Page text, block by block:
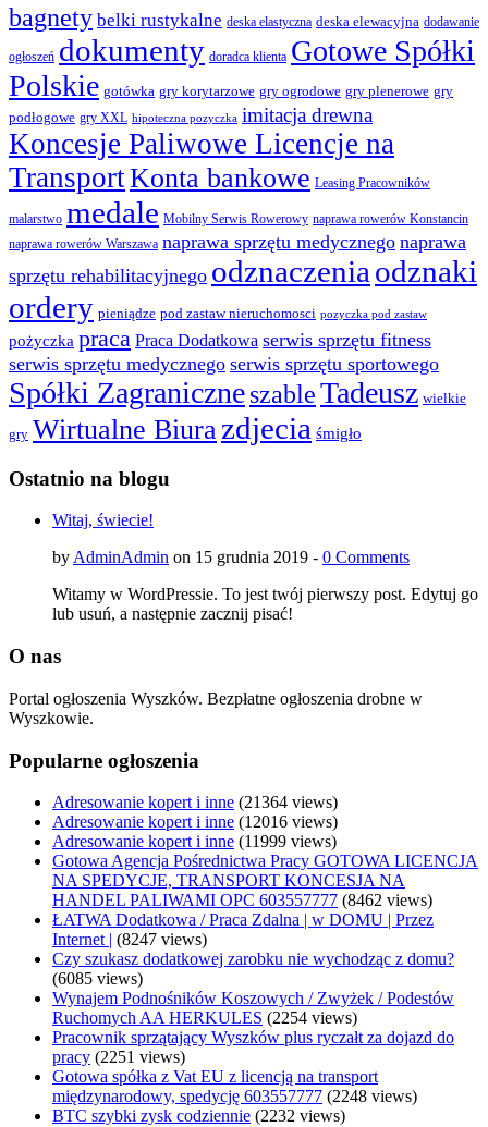
bagnety belki rustykalne deska elastyczna deska elewacyjna dodawanie
ogłoszeń dokumenty doradca klienta Gotowe Spółki
Polskie gotówka gry korytarzowe gry ogrodowe gry plenerowe gry
podłogowe gry XXL hipoteczna pozyczka imitacja drewna
Koncesje Paliwowe Licencje na
TransportKonta bankowe Leasing Pracowników
malarstwo medale Mobilny Serwis Rowerowy naprawa rowerów Konstancin
naprawa rowerów Warszawa naprawa sprzętu medycznego naprawa
sprzętu rehabilitacyjnego odznaczenia odznaki
ordery pieniądze pod zastaw nieruchomosci pozyczka pod zastaw
pożyczka praca Praca Dodatkowa serwis sprzętu fitness
serwis sprzętu medycznego serwis sprzętu sportowego
Spółki ZagraniczneszableTadeusz wielkie
gry Wirtualne Biurazdjecia śmigło
Ostatnio na blogu
Witaj, świecie!
by AdminAdmin on 15 grudnia 2019 - 0 Comments
Witamy w WordPressie. To jest twój pierwszy post. Edytuj go
lub usuń, a następnie zacznij pisać!
O nas
Portal ogłoszenia Wyszków. Bezpłatne ogłoszenia drobne w
Wyszkowie.
Popularne ogłoszenia
Adresowanie kopert i inne (21364 views)
Adresowanie kopert i inne (12016 views)
Adresowanie kopert i inne (11999 views)
Gotowa Agencja Pośrednictwa Pracy GOTOWA LICENCJA
NA SPEDYCJE, TRANSPORT KONCESJA NA
HANDEL PALIWAMI OPC 603557777 (8462 views)
ŁATWA Dodatkowa / Praca Zdalna | w DOMU | Przez
Internet | (8247 views)
Czy szukasz dodatkowej zarobku nie wychodząc z domu?
(6085 views)
Wynajem Podnośników Koszowych / Zwyżek / Podestów
Ruchomych AA HERKULES (2254 views)
Pracownik sprzątający Wyszków plus ryczałt za dojazd do
pracy (2251 views)
Gotowa spółka z Vat EU z licencją na transport
międzynarodowy, spedycję 603557777 (2248 views)
BTC szybki zysk codziennie (2232 views)